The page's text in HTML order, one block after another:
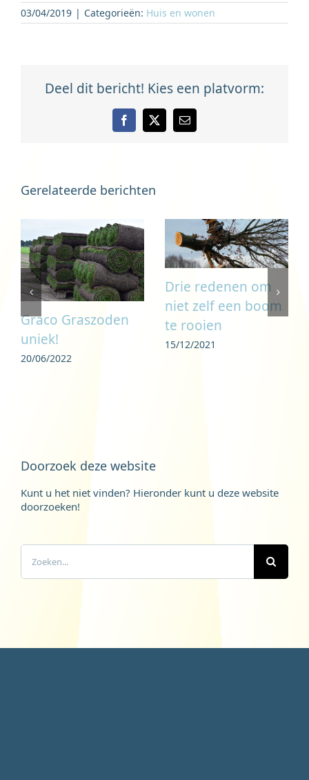
03/04/2019 | Categorieën: Huis en wonen
Deel dit bericht! Kies een platvorm:
Facebook
X
E-
mail
Gerelateerde berichten
Graco Graszoden
uniek!
20/06/2022
Drie redenen om
niet zelf een boom
te rooien
15/12/2021
Doorzoek deze website
Kunt u het niet vinden? Hieronder kunt u deze website
doorzoeken!
Zoeken
naar: